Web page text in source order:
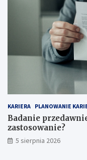
KARIERA PLANOWANIE
Badanie
zastosowanie?
5 sierpnia 2026